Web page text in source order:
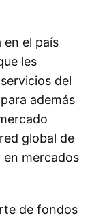
en el país
les
del
además
global de
mercados
de fondos